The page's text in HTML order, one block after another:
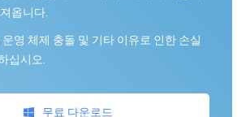
옵니다.
영 체제 충돌 및 기타 이유로 인한 손실
십시오.
무료 다운로드